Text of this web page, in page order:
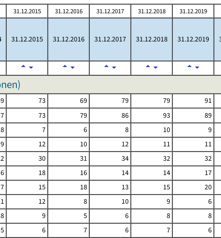
31.12.2015 31.12.2016 31.12.2017 31.12.2018 31.12.2019
31.12.2015 31.12.2016 31.12.2017 31.12.2018 31.12.2019
73 69 79 79
91
73 79 86 93
89
8 7 6 8 10
9
9 12 10 12 11
11
30 31 34 32
32
18 16 14 14
17
15 18 13 15
20
12 8 10 9
6
8 9 5 6 8
8
5 6 7 6 7
6